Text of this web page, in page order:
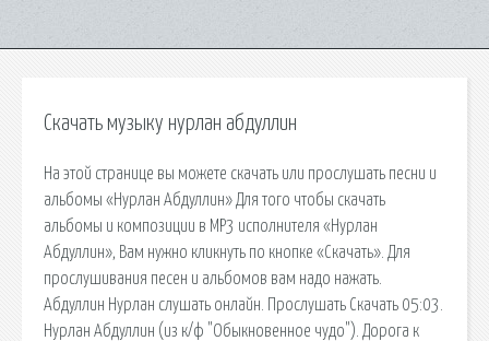
Скачать музыку нурлан абдуллин
На этой странице вы можете скачать или прослушать песни и
альбомы «Нурлан Абдуллин» Для того чтобы скачать
альбомы и композиции в MP3 исполнителя «Нурлан
Абдуллин», Вам нужно кликнуть по кнопке «Скачать». Для
прослушивания песен и альбомов вам надо нажать.
Абдуллин Нурлан слушать онлайн. Прослушать Скачать 05:03.
Нурлан Абдуллин (из к/ф "Обыкновенное чудо"). Дорога к